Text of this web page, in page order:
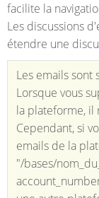
facilite la
Les discussions
étendre une
Les emails sont
Lorsque vous
la plateforme, il
Cependant, si
emails de la
"/bases/